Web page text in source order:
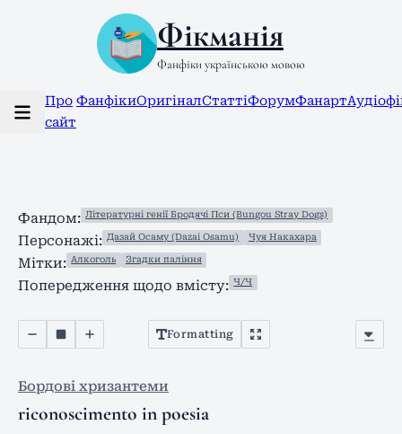
Фікманія
Фанфіки українською мовою
Про
сайт
ФанфікиОригіналСтаттіФорумФанарт
Фандом: Літературні генії Бродячі Пси (Bungou Stray Dogs)
Персонажі: Дазай Осаму (Dazai Osamu) Чуя Накахара
Мітки: Алкоголь Згадки паління
Попередження щодо вмісту: Ч/Ч
Formatting
Бордові хризантеми
riconoscimento in poesia